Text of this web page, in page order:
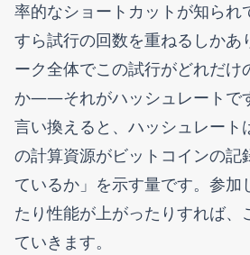
率的なショートカットが知られ
すら試行の回数を重ねるしかあ
ーク全体でこの試行がどれだけ
か——それがハッシュレートで
言い換えると、ハッシュレート
の計算資源がビットコインの記
ているか」を示す量です。参加
たり性能が上がったりすれば、
ていきます。